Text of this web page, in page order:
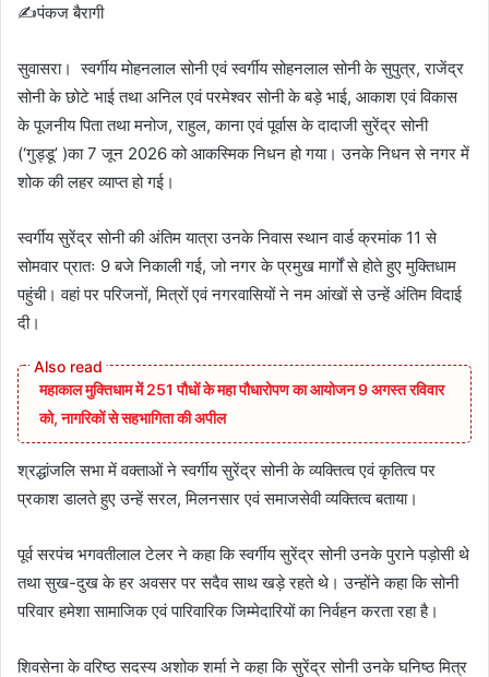
✍️पंकज बैरागी
सुवासरा। स्वर्गीय मोहनलाल सोनी एवं स्वर्गीय सोहनलाल सोनी के सुपुत्र, राजेंद्र
सोनी के छोटे भाई तथा अनिल एवं परमेश्वर सोनी के बड़े भाई, आकाश एवं विकास
के पूजनीय पिता तथा मनोज, राहुल, काना एवं पूर्वास के दादाजी सुरेंद्र सोनी
(‘गुड्डू’ )का 7 जून 2026 को आकस्मिक निधन हो गया। उनके निधन से नगर में
शोक की लहर व्याप्त हो गई।
स्वर्गीय सुरेंद्र सोनी की अंतिम यात्रा उनके निवास स्थान वार्ड क्रमांक 11 से
सोमवार प्रातः 9 बजे निकाली गई, जो नगर के प्रमुख मार्गों से होते हुए मुक्तिधाम
पहुंची। वहां पर परिजनों, मित्रों एवं नगरवासियों ने नम आंखों से उन्हें अंतिम विदाई
दी।
महाकाल मुक्तिधाम में 251 पौधों के महा पौधारोपण का आयोजन 9 अगस्त रविवार
को, नागरिकों से सहभागिता की अपील
श्रद्धांजलि सभा में वक्ताओं ने स्वर्गीय सुरेंद्र सोनी के व्यक्तित्व एवं कृतित्व पर
प्रकाश डालते हुए उन्हें सरल, मिलनसार एवं समाजसेवी व्यक्तित्व बताया।
पूर्व सरपंच भगवतीलाल टेलर ने कहा कि स्वर्गीय सुरेंद्र सोनी उनके पुराने पड़ोसी थे
तथा सुख-दुख के हर अवसर पर सदैव साथ खड़े रहते थे। उन्होंने कहा कि सोनी
परिवार हमेशा सामाजिक एवं पारिवारिक जिम्मेदारियों का निर्वहन करता रहा है।
शिवसेना के वरिष्ठ सदस्य अशोक शर्मा ने कहा कि सुरेंद्र सोनी उनके घनिष्ठ मित्र